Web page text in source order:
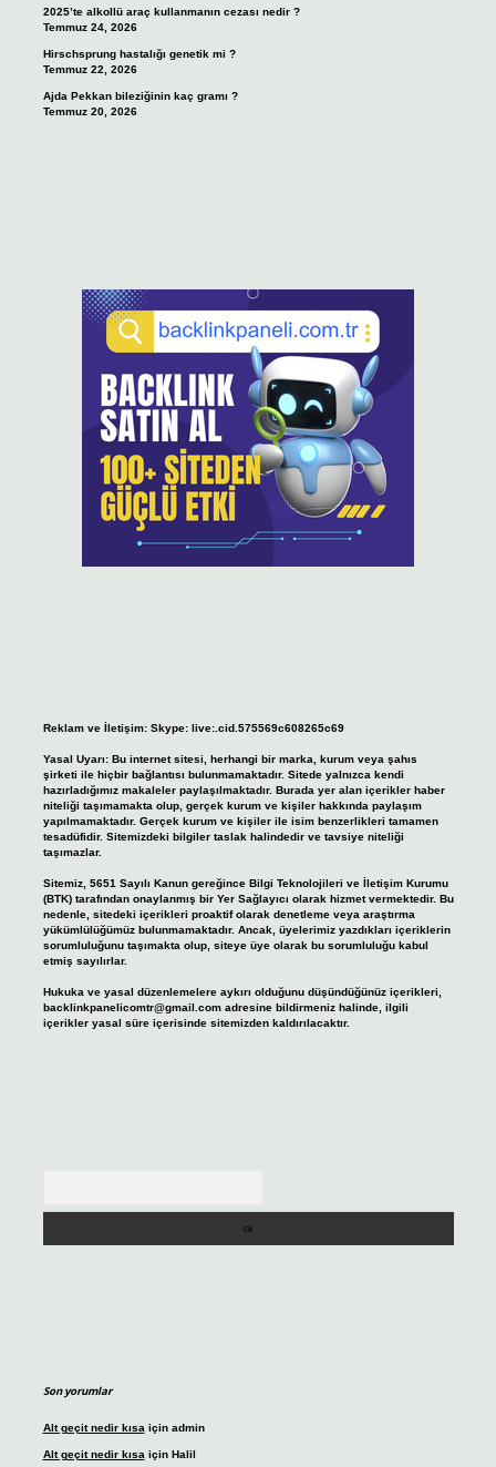
2025’te alkollü araç kullanmanın cezası nedir ?
Temmuz 24, 2026
Hirschsprung hastalığı genetik mi ?
Temmuz 22, 2026
Ajda Pekkan bileziğinin kaç gramı ?
Temmuz 20, 2026
Reklam ve İletişim: Skype: live:.cid.575569c608265c69
Yasal Uyarı: Bu internet sitesi, herhangi bir marka, kurum veya şahıs
şirketi ile hiçbir bağlantısı bulunmamaktadır. Sitede yalnızca kendi
hazırladığımız makaleler paylaşılmaktadır. Burada yer alan içerikler haber
niteliği taşımamakta olup, gerçek kurum ve kişiler hakkında paylaşım
yapılmamaktadır. Gerçek kurum ve kişiler ile isim benzerlikleri tamamen
tesadüfidir. Sitemizdeki bilgiler taslak halindedir ve tavsiye niteliği
taşımazlar.
Sitemiz, 5651 Sayılı Kanun gereğince Bilgi Teknolojileri ve İletişim Kurumu
(BTK) tarafından onaylanmış bir Yer Sağlayıcı olarak hizmet vermektedir. Bu
nedenle, sitedeki içerikleri proaktif olarak denetleme veya araştırma
yükümlülüğümüz bulunmamaktadır. Ancak, üyelerimiz yazdıkları içeriklerin
sorumluluğunu taşımakta olup, siteye üye olarak bu sorumluluğu kabul
etmiş sayılırlar.
Hukuka ve yasal düzenlemelere aykırı olduğunu düşündüğünüz içerikleri,
backlinkpanelicomtr@gmail.comadresine bildirmeniz halinde, ilgili
içerikler yasal süre içerisinde sitemizden kaldırılacaktır.
Son yorumlar
Alt geçit nedir kısa için admin
Alt geçit nedir kısa için Halil